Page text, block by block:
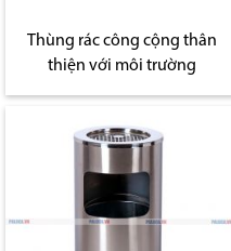
Thùng rác công cộng thân
thiện với môi trường